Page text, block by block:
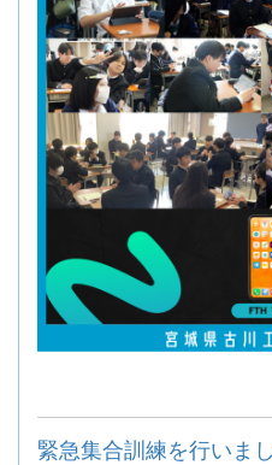
緊急集合訓練を行いまし